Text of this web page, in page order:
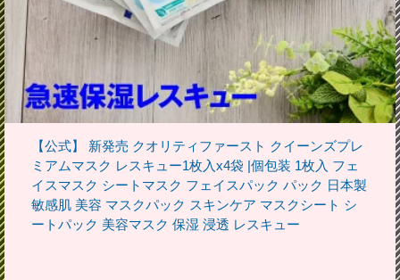
【公式】 新発売 クオリティファースト クイーンズプレ
ミアムマスク レスキュー1枚入x4袋 |個包装 1枚入 フェ
イスマスク シートマスク フェイスパック パック 日本製
敏感肌 美容 マスクパック スキンケア マスクシート シ
ートパック 美容マスク 保湿 浸透 レスキュー